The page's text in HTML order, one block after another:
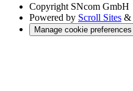
Copyright SNcom GmbH
Powered by Scroll Sites &
Manage cookie preferences